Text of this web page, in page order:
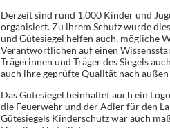
Derzeit sind rund 1.000 Kinder und
organisiert. Zu ihrem Schutz wurde
und Gütesiegel helfen auch, mögliche
Verantwortlichen auf einen
Trägerinnen und Träger des Siegels
auch ihre geprüfte Qualität nach
Das Gütesiegel beinhaltet auch ein
die Feuerwehr und der Adler für den
Gütesiegels Kinderschutz war auch